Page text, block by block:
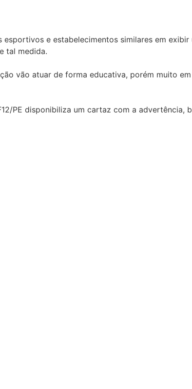
e estabelecimentos similares em
tal medida.
vão atuar de forma educativa, porém muito
PE disponibiliza um cartaz com a advertência,